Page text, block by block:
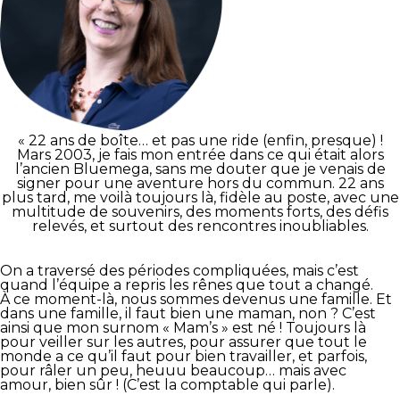
« 22 ans de boîte… et pas une ride (enfin, presque) !
Mars 2003, je fais mon entrée dans ce qui était alors
l’ancien Bluemega, sans me douter que je venais de
signer pour une aventure hors du commun. 22 ans
plus tard, me voilà toujours là, fidèle au poste, avec une
multitude de souvenirs, des moments forts, des défis
relevés, et surtout des rencontres inoubliables.
On a traversé des périodes compliquées, mais c’est
quand l’équipe a repris les rênes que tout a changé.
À ce moment-là, nous sommes devenus une famille. Et
dans une famille, il faut bien une maman, non ? C’est
ainsi que mon surnom « Mam’s » est né ! Toujours là
pour veiller sur les autres, pour assurer que tout le
monde a ce qu’il faut pour bien travailler, et parfois,
pour râler un peu, heuuu beaucoup… mais avec
amour, bien sûr ! (C’est la comptable qui parle).